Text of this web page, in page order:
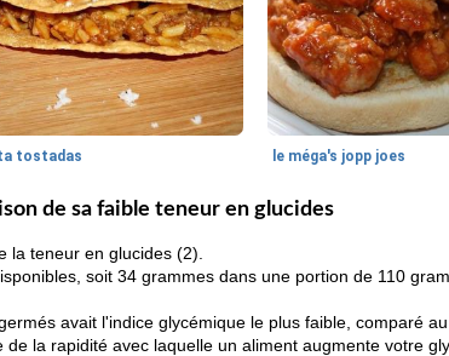
tostadas le méga's jopp joes
de sa faible teneur en glucides
la teneur en glucides (2).
soit 34 grammes dans une portion de 110
avait l'indice glycémique le plus faible, comparé
la rapidité avec laquelle un aliment augmente votre